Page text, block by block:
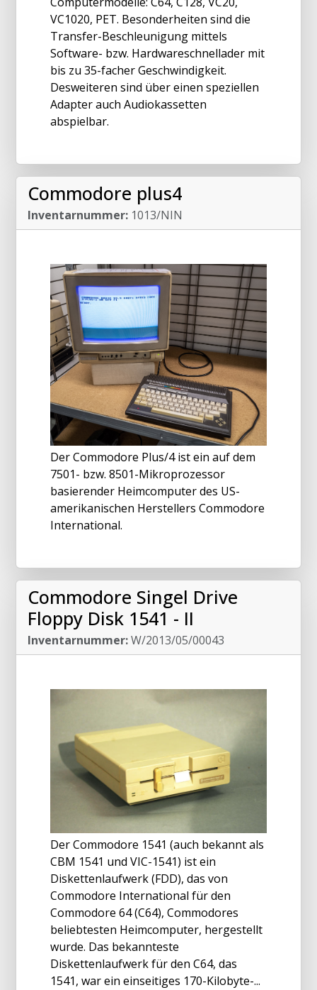
VC1020, PET. Besonderheiten sind die
Transfer-Beschleunigung mittels
Software- bzw. Hardwareschnellader mit
bis zu 35-facher Geschwindigkeit.
Desweiteren sind über einen speziellen
Adapter auch Audiokassetten
abspielbar.
Commodore plus4
Inventarnummer: 1013/NIN
Der Commodore Plus/4 ist ein auf dem
7501- bzw. 8501-Mikroprozessor
basierender Heimcomputer des US-
amerikanischen Herstellers Commodore
International.
Commodore Singel Drive
Floppy Disk 1541 - II
Inventarnummer:W/2013/05/00043
Der Commodore 1541 (auch bekannt als
CBM 1541 und VIC-1541) ist ein
Diskettenlaufwerk (FDD), das von
Commodore International für den
Commodore 64 (C64), Commodores
beliebtesten Heimcomputer, hergestellt
wurde. Das bekannteste
Diskettenlaufwerk für den C64, das
1541, war ein einseitiges 170-Kilobyte-...